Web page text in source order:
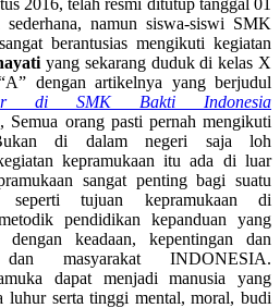
sederhana, namun siswa-siswi SMK
berantusias mengikuti kegiatan
yang sekarang duduk di kelas X
dengan artikelnya yang berjudul
di SMK Bakti Indonesia
Semua orang pasti pernah mengikuti
di dalam negeri saja loh
kepramukaan itu ada di luar
sangat penting bagi suatu
seperti tujuan kepramukaan di
pendidikan kepanduan yang
dengan keadaan, kepentingan dan
dan masyarakat INDONESIA.
dapat menjadi manusia yang
luhur serta tinggi mental, moral, budi